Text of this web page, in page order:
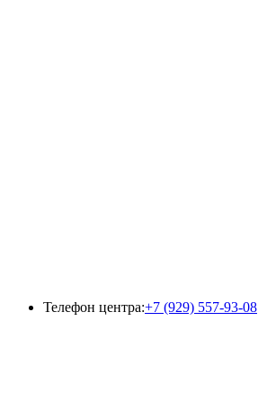
Телефон центра:+7 (929) 557-93-08